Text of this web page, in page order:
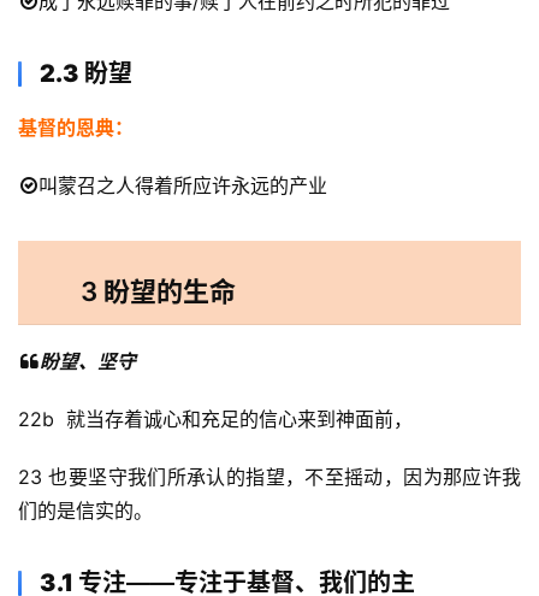
点
应
关
们
2.3 盼望
基督的恩典：
叫蒙召之人得着所应许永远的产业
3 盼望的生命
盼望、坚守
22b  就当存着诚心和充足的信心来到神面前，
23 也要坚守我们所承认的指望，不至摇动，因为那应许我
们的是信实的。
3.1 专注——专注于基督、我们的主